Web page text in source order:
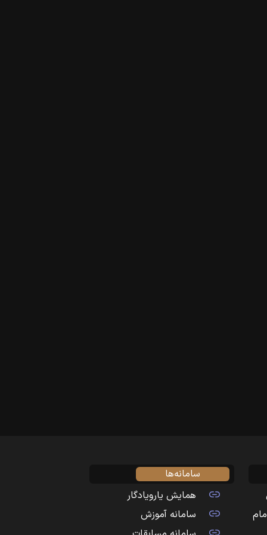
سامانه‌ها
همایش یارویادگار
سامانه آموزش